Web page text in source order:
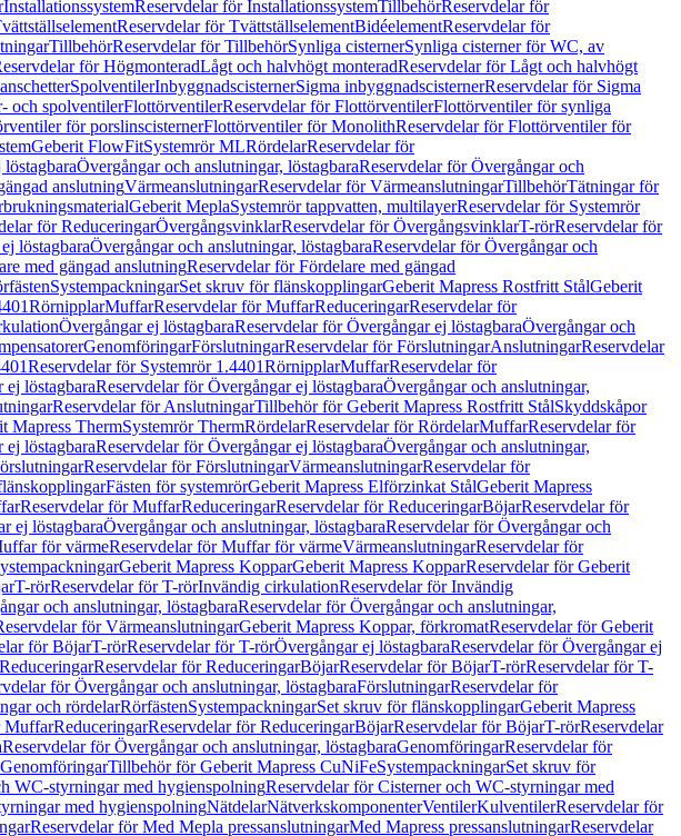
InstallationssystemReservdelar för InstallationssystemTillbehörReservdelar för
Reservdelar för TvättställselementBidéelementReservdelar för
TillbehörReservdelar för TillbehörSynliga cisternerSynliga cisterner för WC, av
för HögmonteradLågt och halvhögt monteradReservdelar för Lågt och halvhögt
SpolventilerInbyggnadscisternerSigma inbyggnadscisternerReservdelar för Sigma
och spolventilerFlottörventilerReservdelar för FlottörventilerFlottörventiler för synliga
för porslinscisternerFlottörventiler för MonolithReservdelar för Flottörventiler för
Geberit FlowFitSystemrör MLRördelarReservdelar för
Övergångar och anslutningar, löstagbaraReservdelar för Övergångar och
anslutningVärmeanslutningarReservdelar för VärmeanslutningarTillbehörTätningar för
Geberit MeplaSystemrör tappvatten, multilayerReservdelar för Systemrör
för ReduceringarÖvergångsvinklarReservdelar för ÖvergångsvinklarT-rörReservdelar för
löstagbaraÖvergångar och anslutningar, löstagbaraReservdelar för Övergångar och
med gängad anslutningReservdelar för Fördelare med gängad
SystempackningarSet skruv för flänskopplingarGeberit Mapress Rostfritt StålGeberit
RörnipplarMuffarReservdelar för MuffarReduceringarReservdelar för
Övergångar ej löstagbaraReservdelar för Övergångar ej löstagbaraÖvergångar och
GenomföringarFörslutningarReservdelar för FörslutningarAnslutningarReservdelar
Reservdelar för Systemrör 1.4401RörnipplarMuffarReservdelar för
ej löstagbaraReservdelar för Övergångar ej löstagbaraÖvergångar och anslutningar,
Reservdelar för AnslutningarTillbehör för Geberit Mapress Rostfritt StålSkyddskåpor
Mapress ThermSystemrör ThermRördelarReservdelar för RördelarMuffarReservdelar för
ej löstagbaraReservdelar för Övergångar ej löstagbaraÖvergångar och anslutningar,
Reservdelar för FörslutningarVärmeanslutningarReservdelar för
Fästen för systemrörGeberit Mapress Elförzinkat StålGeberit Mapress
Reservdelar för MuffarReduceringarReservdelar för ReduceringarBöjarReservdelar för
ej löstagbaraÖvergångar och anslutningar, löstagbaraReservdelar för Övergångar och
för värmeReservdelar för Muffar för värmeVärmeanslutningarReservdelar för
Geberit Mapress KopparGeberit Mapress KopparReservdelar för Geberit
T-rörReservdelar för T-rörInvändig cirkulationReservdelar för Invändig
och anslutningar, löstagbaraReservdelar för Övergångar och anslutningar,
för VärmeanslutningarGeberit Mapress Koppar, förkromatReservdelar för Geberit
för BöjarT-rörReservdelar för T-rörÖvergångar ej löstagbaraReservdelar för Övergångar ej
ReduceringarReservdelar för ReduceringarBöjarReservdelar för BöjarT-rörReservdelar för T-
för Övergångar och anslutningar, löstagbaraFörslutningarReservdelar för
och rördelarRörfästenSystempackningarSet skruv för flänskopplingarGeberit Mapress
MuffarReduceringarReservdelar för ReduceringarBöjarReservdelar för BöjarT-rörReservdelar
Reservdelar för Övergångar och anslutningar, löstagbaraGenomföringarReservdelar för
GenomföringarTillbehör för Geberit Mapress CuNiFeSystempackningarSet skruv för
WC-styrningar med hygienspolningReservdelar för Cisterner och WC-styrningar med
med hygienspolningNätdelarNätverkskomponenterVentilerKulventilerReservdelar för
Reservdelar för Med Mepla pressanslutningarMed Mapress pressanslutningarReservdelar